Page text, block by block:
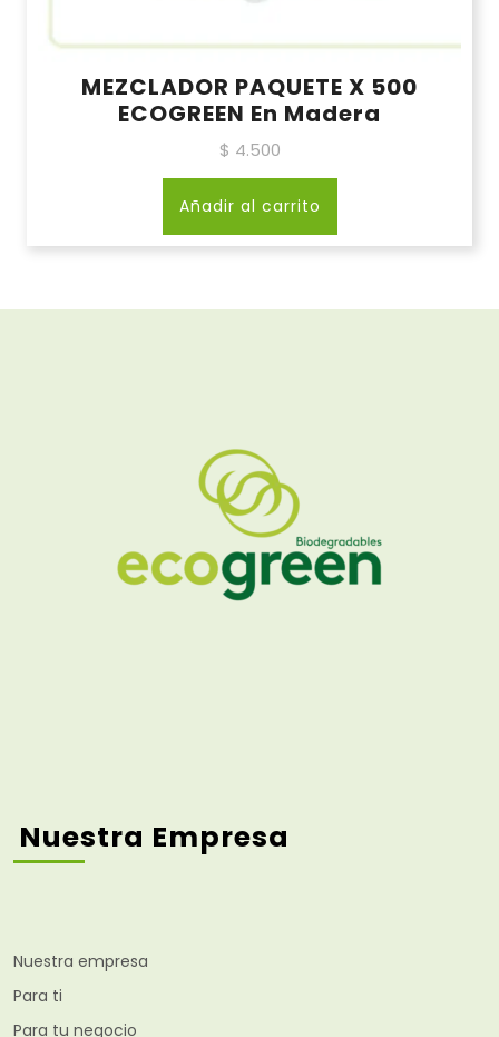
MEZCLADOR PAQUETE X 500
ECOGREEN En Madera
$ 4.500
Añadir al carrito
Nuestra Empresa
Nuestra empresa
Para ti
Para tu negocio